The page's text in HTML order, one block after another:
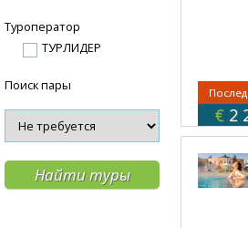
€ 2
Туроператор
ТУРЛИДЕР
Поиск пары